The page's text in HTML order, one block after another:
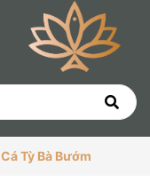
Cá Tỳ Bà Bướm